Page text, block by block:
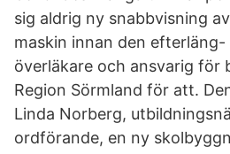
sig aldrig ny snabbvisning
maskin innan den efterläng-
överläkare och ansvarig för
Region Sörmland för att.
Linda Norberg,
ordförande, en ny